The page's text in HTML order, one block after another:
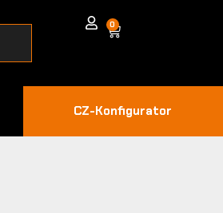
0
CZ-Konfigurator